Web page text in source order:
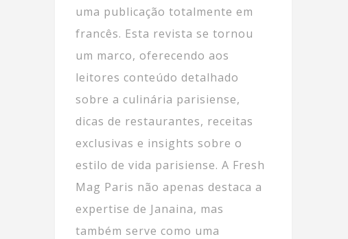
uma publicação totalmente em
francês. Esta revista se tornou
um marco, oferecendo aos
leitores conteúdo detalhado
sobre a culinária parisiense,
dicas de restaurantes, receitas
exclusivas e insights sobre o
estilo de vida parisiense. A Fresh
Mag Paris não apenas destaca a
expertise de Janaina, mas
também serve como uma